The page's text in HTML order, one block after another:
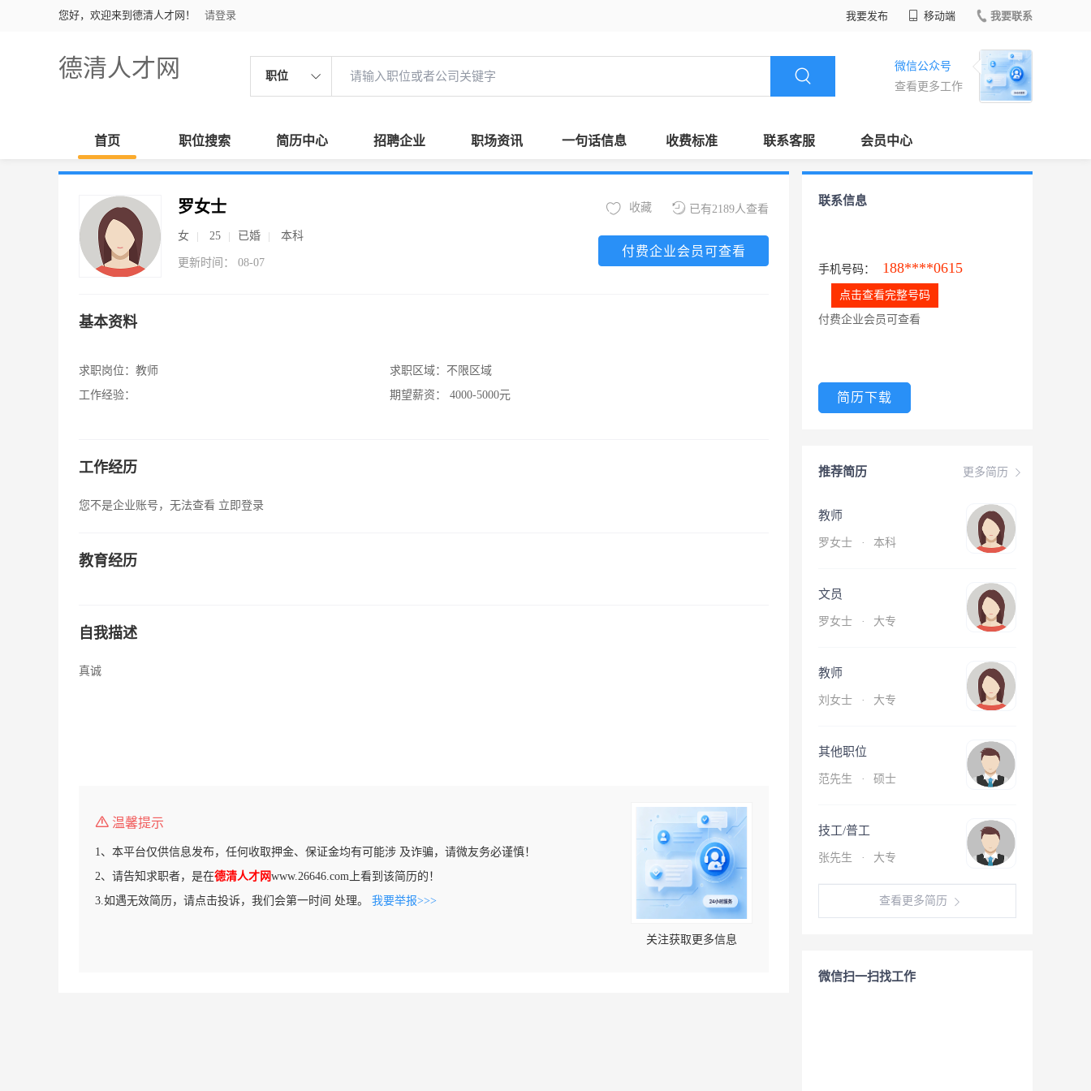
您好，欢迎来到德清人才网！ 请登录 我要发布 移动端 我要联系
德清人才网 职位
微信公众号
查看更多工作
首页 职位搜索 简历中心 招聘企业 职场资讯 一句话信息 收费标准 联系客服 会员中心
罗女士
女 25 已婚 本科
更新时间： 08-07
已有2189人查看
收藏
付费企业会员可查看
基本资料
求职岗位： 教师
工作经验：
求职区域： 不限区域
期望薪资：
4000-5000元
工作经历
您不是企业账号，无法查看 立即登录
教育经历
自我描述
真诚
温馨提示
1、本平台仅供信息发布，任何收取押金、保证金均有可能涉 及诈骗，请微友务必谨慎！
2、请告知求职者，是在德清人才网www.26646.com上看到该简历的！
3.如遇无效简历，请点击投诉，我们会第一时间 处理。 我要举报>>>
关注获取更多信息
联系信息
手机号码： 188****0615
点击查看完整号码
付费企业会员可查看
简历下载
更多简历
推荐简历
教师
罗女士 · 本科
文员
罗女士 · 大专
教师
刘女士 · 大专
其他职位
范先生 · 硕士
技工/普工
张先生 · 大专
查看更多简历
微信扫一扫找工作